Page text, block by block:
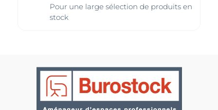
Pour une large sélection de produits en
stock